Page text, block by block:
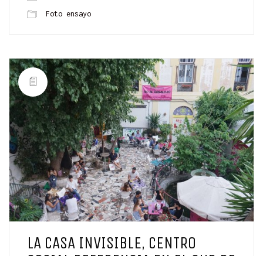
Foto ensayo
LA CASA INVISIBLE, CENTRO